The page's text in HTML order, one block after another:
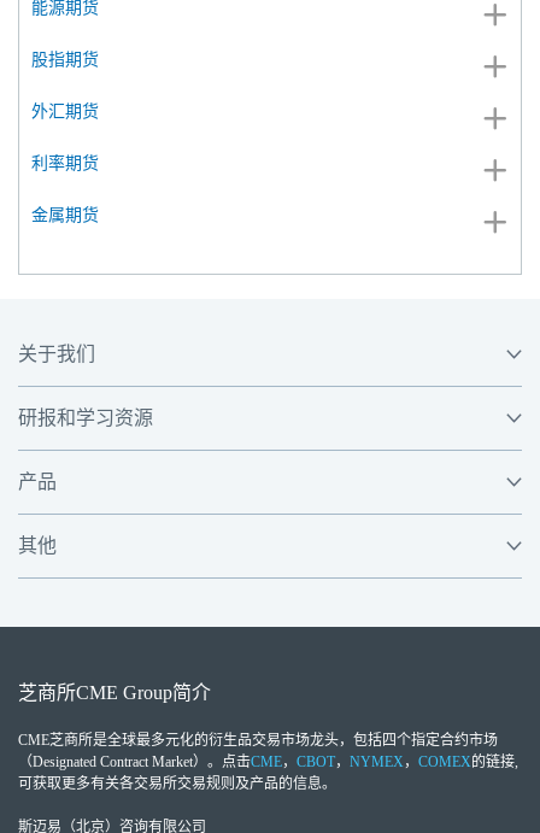
能源期货
股指期货
外汇期货
利率期货
金属期货
关于我们
研报和学习资源
产品
其他
芝商所CME Group简介
CME芝商所是全球最多元化的衍生品交易市场龙头，包括四个指定合约市场
（Designated Contract Market）。点击CME， CBOT， NYMEX ， COMEX的链接,
可获取更多有关各交易所交易规则及产品的信息。
斯迈易（北京）咨询有限公司